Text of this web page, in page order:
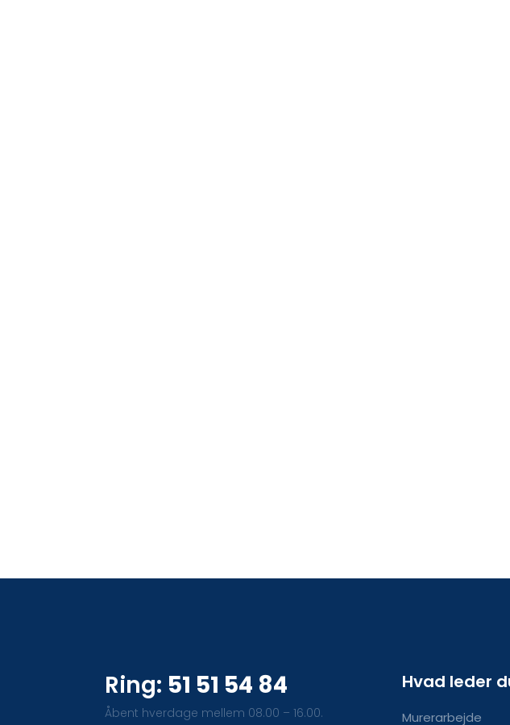
Ring: 51 51 54 84
​Åbent hverdage mellem 08.00 – 16.00.
Hvad leder
Murerarbejde